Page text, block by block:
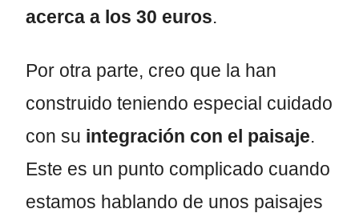
acerca a los 30 euros.
Por otra parte, creo que la han
construido teniendo especial cuidado
con su integración con el paisaje.
Este es un punto complicado cuando
estamos hablando de unos paisajes